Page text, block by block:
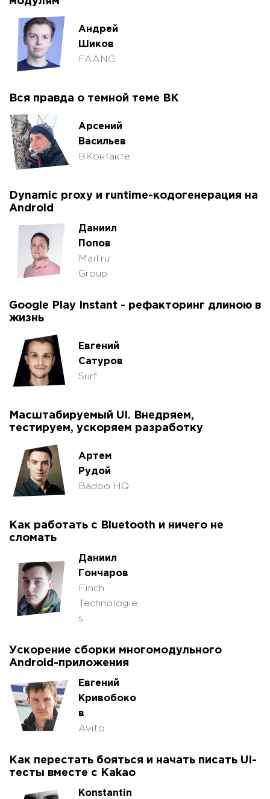
Андрей
Шиков
FAANG
Вся правда о темной теме ВК
Арсений
Васильев
ВКонтакте
Dynamic proxy и runtime-кодогенерация на
Android
Даниил
Попов
Mail.ru
Group
Google Play Instant - рефакторинг длиною в
жизнь
Евгений
Сатуров
Surf
Масштабируемый UI. Внедряем,
тестируем, ускоряем разработку
Артем
Рудой
Badoo HQ
Как работать с Bluetooth и ничего не
сломать
Даниил
Гончаров
Finch
Technologie
s
Ускорение сборки многомодульного
Android-приложения
Евгений
Кривобоко
в
Avito
Как перестать бояться и начать писать UI-
тесты вместе с Kakao
Konstantin